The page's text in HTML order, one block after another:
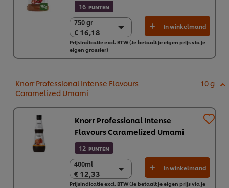
16 PUNTEN
750 gr
€ 16,18
750 gr
€ 16,18
2 x 750 gr
€ 32,35
In winkelmand
Prijsindicatie excl. BTW (Je betaalt je eigen prijs via je
eigen grossier)
Knorr Professional Intense Flavours
Caramelized Umami
10 g
Knorr Professional Intense
Flavours Caramelized Umami
12 PUNTEN
400ml
€ 12,33
400ml
€ 12,33
In winkelmand
Prijsindicatie excl. BTW (Je betaalt je eigen prijs via je